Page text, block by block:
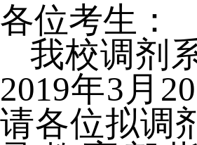
各位考生：
我校调剂
2019年3 月 20
请各位拟调